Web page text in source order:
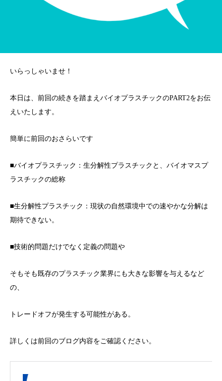
いらっしゃいませ！
本日は、前回の続きを踏まえバイオプラスチックのPART2をお伝
えいたします。
簡単に前回のおさらいです
■バイオプラスチック：生分解性プラスチックと、バイオマスプ
ラスチックの総称
■生分解性プラスチック：現状の自然環境中での速やかな分解は
期待できない。
■技術的問題だけでなく定義の問題や
そもそも既存のプラスチック業界にも大きな影響を与えるなど
の、
トレードオフが発生する可能性がある。
詳しくは前回のブログ内容をご確認ください。